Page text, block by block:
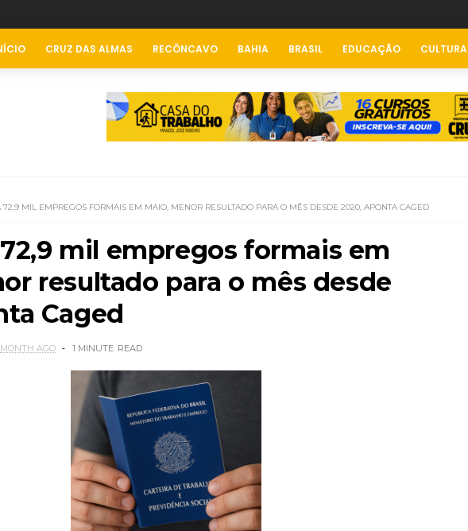
CRUZ DAS ALMAS RECÔNCAVO BAHIA BRASIL EDUCAÇÃO CULTURA
72,9 MIL EMPREGOS FORMAIS EM MAIO, MENOR RESULTADO PARA O MÊS DESDE 2020, APONTA CAGED
mil empregos formais em
resultado para o mês desde
Caged
MONTH AGO 1 MINUTE READ